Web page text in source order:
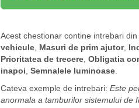
Acest chestionar contine intrebari
vehicule Masuri de prim ajutor,
Prioritatea de trecere Obligatia
inapoi Semnalele luminoase
Cateva exemple de intrebari: Este
anormala a tamburilor sistemului de